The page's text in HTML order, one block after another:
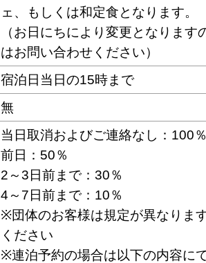
ェ、もしくは和定食となります。
（お日にちにより変更となります
はお問い合わせください）
宿泊日当日の15時まで
無
当日取消およびご連絡なし：100
前日：50％
2～3日前まで：30％
4～7日前まで：10％
※団体のお客様は規定が異なりま
ください
※連泊予約の場合は以下の内容に